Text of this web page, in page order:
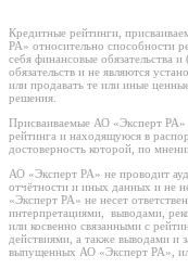
Кредитные рейтинги,
РА» относительно способности
себя финансовые обязательства
обязательств и не являются
или продавать те или иные
решения.
Присваиваемые АО «Эксперт
рейтинга и находящуюся в
достоверность которой, по
АО «Эксперт РА» не проводит
отчётности и иных данных и не
«Эксперт РА» не несет
интерпретациями, выводами,
или косвенно связанными с
действиями, а также выводами и
выпущенных АО «Эксперт РА»,